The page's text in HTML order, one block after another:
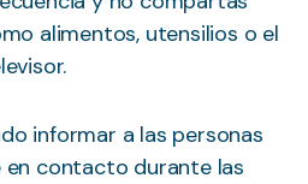
alimentos, utensilios o el
informar a las personas
contacto durante las